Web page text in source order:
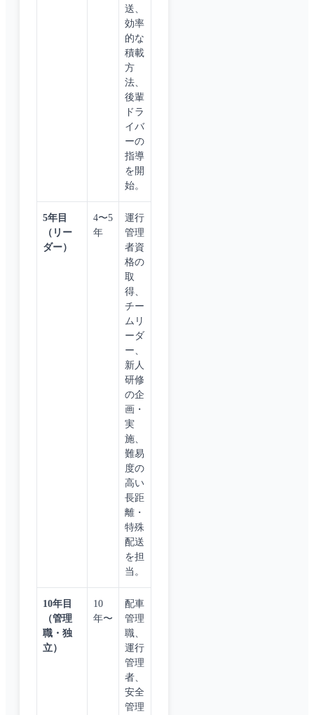
送、
効率
的な
積載
方
法、
後輩
ドラ
イバ
ーの
指導
を開
始。
5年目
（リー
ダー）
4〜5
年
運行
管理
者資
格の
取
得、
チー
ムリ
ーダ
ー、
新人
研修
の企
画・
実
施、
難易
度の
高い
長距
離・
特殊
配送
を担
当。
10年目
（管理
職・独
立）
10
年〜
配車
管理
職、
運行
管理
者、
安全
管理